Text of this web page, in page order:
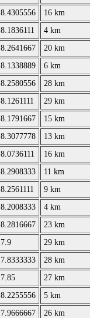
8.4305556
16 km
8.1836111
4 km
8.2641667
20 km
8.1338889
6 km
8.2580556
28 km
8.1261111
29 km
8.1791667
15 km
8.3077778
13 km
8.0736111
16 km
8.2908333
11 km
8.2561111
9 km
8.2008333
4 km
8.2816667
23 km
7.9
29 km
7.8333333
28 km
7.85
27 km
8.2255556
5 km
7.9666667
26 km